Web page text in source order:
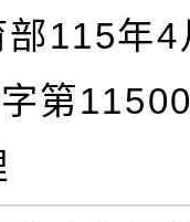
部115年
第